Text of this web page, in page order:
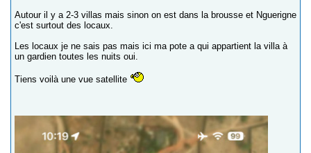
Autour il y a 2-3 villas mais sinon on est dans la brousse et Nguerigne
c'est surtout des locaux.
Les locaux je ne sais pas mais ici ma pote a qui appartient la villa à
un gardien toutes les nuits oui.
Tiens voilà une vue satellite